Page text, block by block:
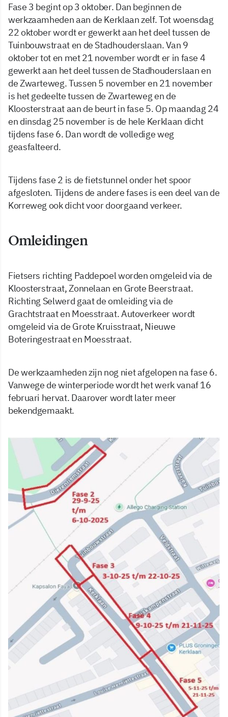
Fase 3 begint op 3 oktober. Dan beginnen de
werkzaamheden aan de Kerklaan zelf. Tot woensdag
22 oktober wordt er gewerkt aan het deel tussen de
Tuinbouwstraat en de Stadhouderslaan. Van 9
oktober tot en met 21 november wordt er in fase 4
gewerkt aan het deel tussen de Stadhouderslaan en
de Zwarteweg. Tussen 5 november en 21 november
is het gedeelte tussen de Zwarteweg en de
Kloosterstraat aan de beurt in fase 5. Op maandag 24
en dinsdag 25 november is de hele Kerklaan dicht
tijdens fase 6. Dan wordt de volledige weg
geasfalteerd.
Tijdens fase 2 is de fietstunnel onder het spoor
afgesloten. Tijdens de andere fases is een deel van de
Korreweg ook dicht voor doorgaand verkeer.
Omleidingen
Fietsers richting Paddepoel worden omgeleid via de
Kloosterstraat, Zonnelaan en Grote Beerstraat.
Richting Selwerd gaat de omleiding via de
Grachtstraat en Moesstraat. Autoverkeer wordt
omgeleid via de Grote Kruisstraat, Nieuwe
Boteringestraat en Moesstraat.
De werkzaamheden zijn nog niet afgelopen na fase 6.
Vanwege de winterperiode wordt het werk vanaf 16
februari hervat. Daarover wordt later meer
bekendgemaakt.